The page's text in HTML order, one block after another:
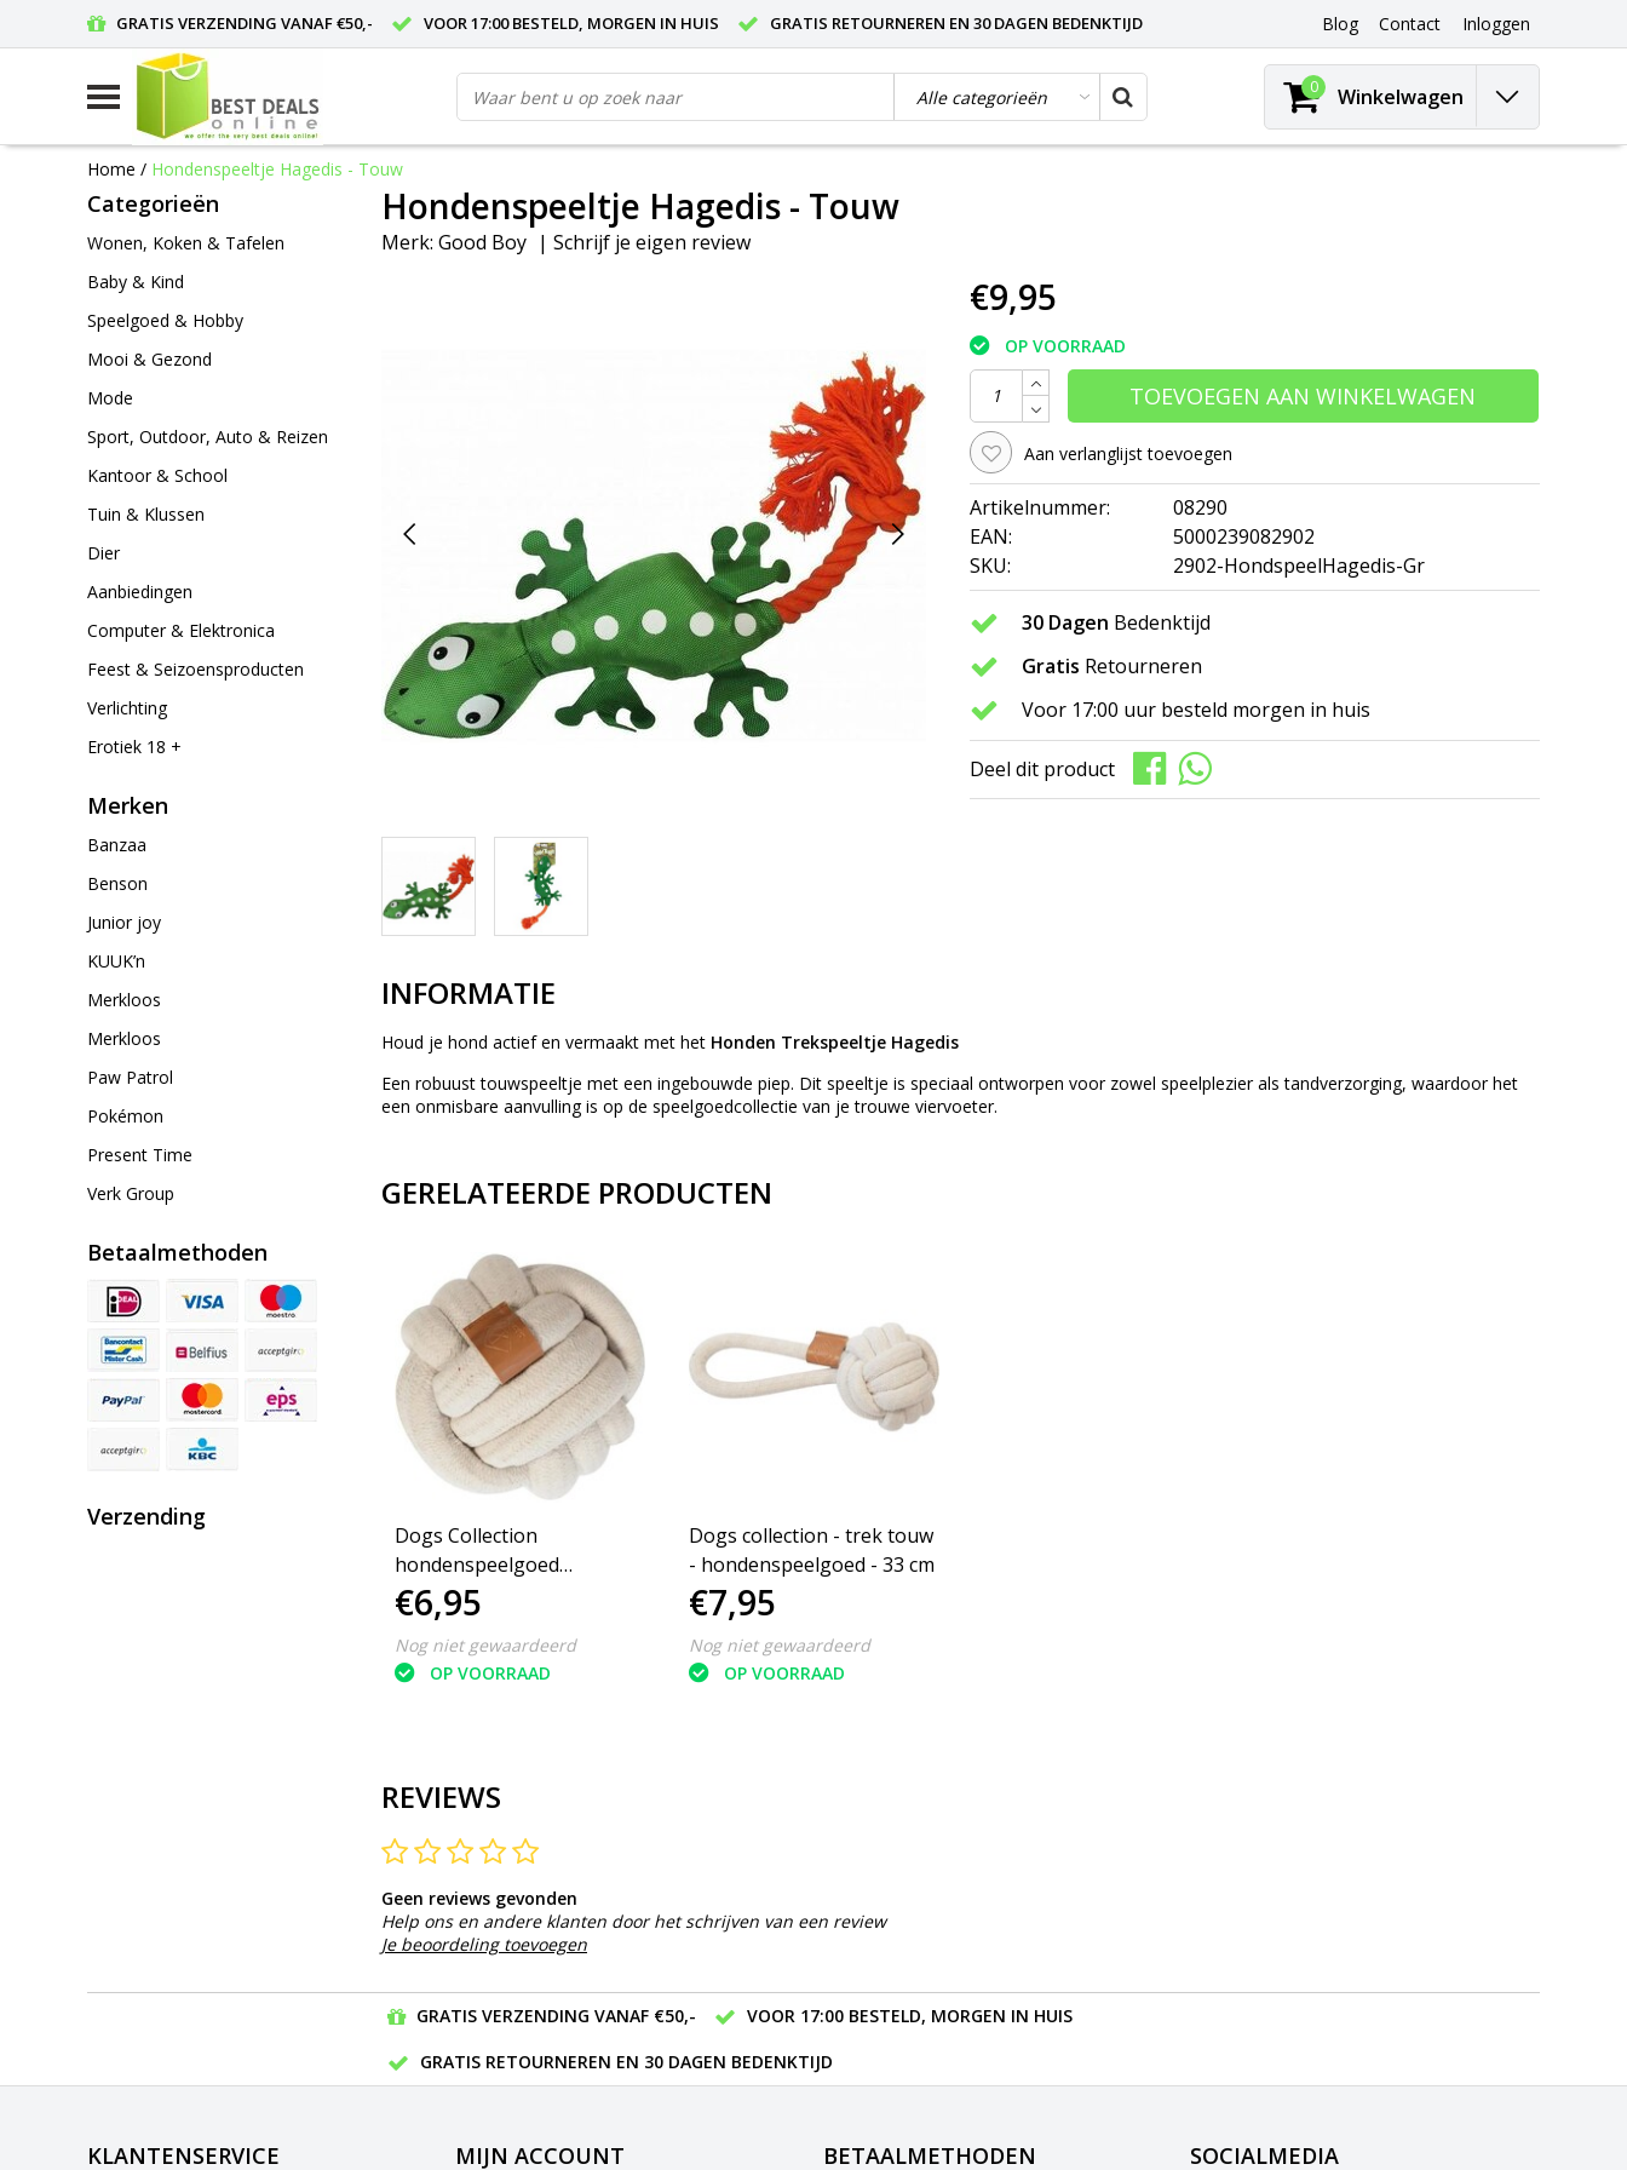
GRATIS VERZENDING VANAF €50,- VOOR 17:00 BESTELD, MORGEN IN HUIS GRATIS RETOURNEREN EN 30 DAGEN BEDENKTIJD Blog Contact Inloggen
0 Winkelwagen
Home / Hondenspeeltje Hagedis - Touw
Categorieën
Wonen, Koken & Tafelen
Baby & Kind
Speelgoed & Hobby
Mooi & Gezond
Mode
Sport, Outdoor, Auto & Reizen
Kantoor & School
Tuin & Klussen
Dier
Aanbiedingen
Computer & Elektronica
Feest & Seizoensproducten
Verlichting
Erotiek 18 +
Merken
Banzaa
Benson
Junior joy
KUUK’n
Merkloos
Merkloos
Paw Patrol
Pokémon
Present Time
Verk Group
Betaalmethoden
Verzending
Hondenspeeltje Hagedis - Touw
Merk: Good Boy | Schrijf je eigen review
€9,95
OP VOORRAAD
TOEVOEGEN AAN WINKELWAGEN
Aan verlanglijst toevoegen
Artikelnummer:
08290
EAN:
5000239082902
SKU:
2902-HondspeelHagedis-Gr
30 Dagen Bedenktijd
Gratis Retourneren
Voor 17:00 uur besteld morgen in huis
Deel dit product
INFORMATIE
Houd je hond actief en vermaakt met het Honden Trekspeeltje Hagedis
Een robuust touwspeeltje met een ingebouwde piep. Dit speeltje is speciaal ontworpen voor zowel speelplezier als tandverzorging, waardoor het
een onmisbare aanvulling is op de speelgoedcollectie van je trouwe viervoeter.
GERELATEERDE PRODUCTEN
Dogs Collection
hondenspeelgoed
knoopbal crème 10 cm
€6,95
Nog niet gewaardeerd
OP VOORRAAD
Dogs collection - trek touw
- hondenspeelgoed - 33 cm
€7,95
Nog niet gewaardeerd
OP VOORRAAD
REVIEWS
Geen reviews gevonden
Help ons en andere klanten door het schrijven van een review
Je beoordeling toevoegen
GRATIS VERZENDING VANAF €50,-
VOOR 17:00 BESTELD, MORGEN IN HUIS
GRATIS RETOURNEREN EN 30 DAGEN BEDENKTIJD
KLANTENSERVICE MIJN ACCOUNT BETAALMETHODEN SOCIALMEDIA